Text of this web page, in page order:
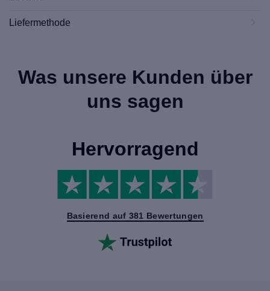
Liefermethode
Was unsere Kunden über
uns sagen
Hervorragend
Basierend auf 381 Bewertungen